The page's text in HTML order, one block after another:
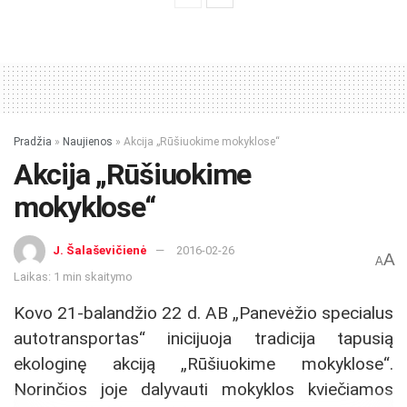
Pradžia » Naujienos » Akcija „Rūšiuokime mokyklose“
Akcija „Rūšiuokime
mokyklose“
J. Šalaševičienė
2016-02-26
Laikas: 1 min skaitymo
AA
Kovo 21-balandžio 22 d. AB „Panevėžio specialus
autotransportas“ inicijuoja tradicija tapusią
ekologinę akciją „Rūšiuokime mokyklose“.
Norinčios joje dalyvauti mokyklos kviečiamos